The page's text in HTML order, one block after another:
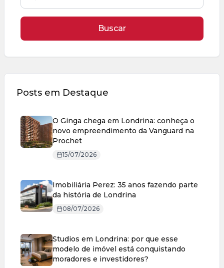
Buscar
Posts em Destaque
O Ginga chega em Londrina: conheça o
novo empreendimento da Vanguard na
Prochet
15/07/2026
Imobiliária Perez: 35 anos fazendo parte
da história de Londrina
08/07/2026
Studios em Londrina: por que esse
modelo de imóvel está conquistando
moradores e investidores?